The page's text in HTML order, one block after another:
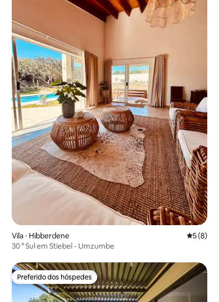
Vila ⋅ Hibberdene 5 de
5 (8)
30 ° Sul em Stiebel - Umzumbe
Preferido dos hóspedes
Preferido dos hóspedes